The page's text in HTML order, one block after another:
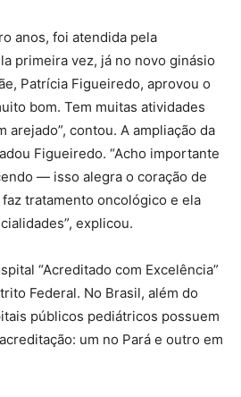
anos, foi atendida pela
primeira vez, já no novo ginásio
Patrícia Figueiredo, aprovou o
bom. Tem muitas atividades
arejado”, contou. A ampliação da
Figueiredo. “Acho importante
— isso alegra o coração de
tratamento oncológico e ela
explicou.
“Acreditado com Excelência”
Federal. No Brasil, além do
públicos pediátricos possuem
um no Pará e outro em